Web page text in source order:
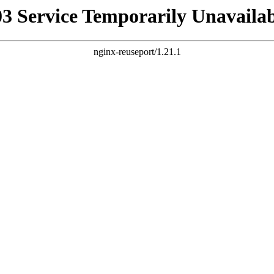
Service Temporarily
nginx-reuseport/1.21.1